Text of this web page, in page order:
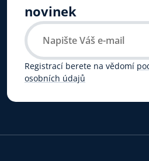
novinek
Registrací berete na vědomí
osobních údajů